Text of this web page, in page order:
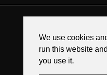
We use cookies
run this website
you use it.
HOME
OVER